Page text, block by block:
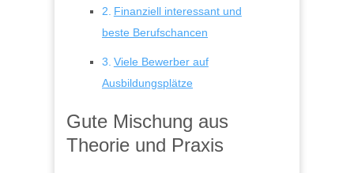
Finanziell interessant und
beste Berufschancen
Viele Bewerber auf
Ausbildungsplätze
Gute Mischung aus
Theorie und Praxis